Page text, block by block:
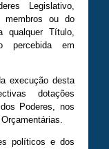
Legislativo,
membros ou do
qualquer Título,
percebida em
execução desta
dotações
Poderes, nos
políticos e dos